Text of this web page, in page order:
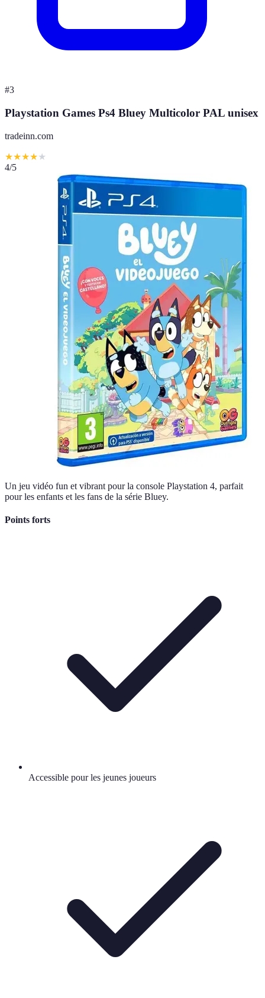
#3
Playstation Games Ps4 Bluey Multicolor PAL unisex
tradeinn.com
★★★★★
4/5
Un jeu vidéo fun et vibrant pour la console Playstation 4, parfait
pour les enfants et les fans de la série Bluey.
Points forts
Accessible pour les jeunes joueurs